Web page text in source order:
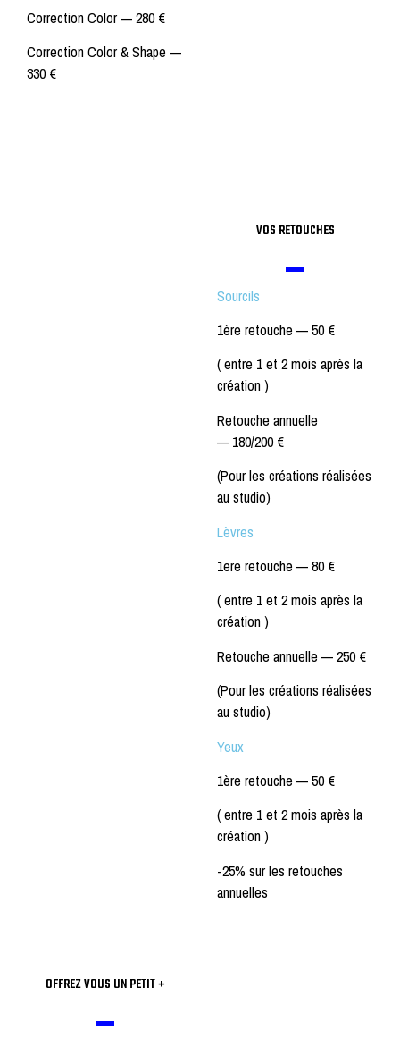
Correction Color —280 €
Correction Color & Shape —
330 €
VOS RETOUCHES
Sourcils
1ère retouche —50 €
( entre 1 et 2 mois après la
création )
Retouche annuelle
— 180/200 €
(Pour les créations réalisées
au studio)
Lèvres
1ere retouche —80 €
( entre 1 et 2 mois après la
création )
Retouche annuelle —250 €
(Pour les créations réalisées
au studio)
Yeux
1ère retouche —50 €
( entre 1 et 2 mois après la
création )
-25% sur les retouches
annuelles
OFFREZ VOUS UN PETIT +